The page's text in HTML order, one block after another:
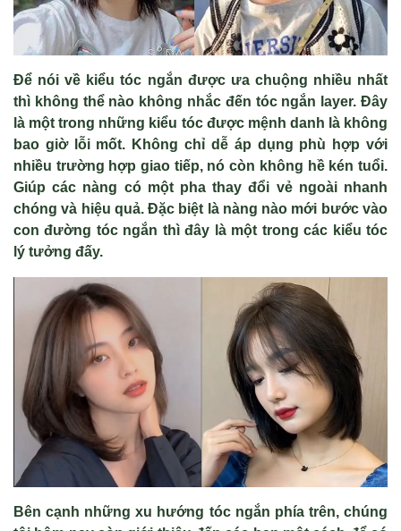
Để nói về kiểu tóc ngắn được ưa chuộng nhiều nhất
thì không thể nào không nhắc đến tóc ngắn layer. Đây
là một trong những kiểu tóc được mệnh danh là không
bao giờ lỗi mốt. Không chỉ dễ áp dụng phù hợp với
nhiều trường hợp giao tiếp, nó còn không hề kén tuổi.
Giúp các nàng có một pha thay đổi vẻ ngoài nhanh
chóng và hiệu quả. Đặc biệt là nàng nào mới bước vào
con đường tóc ngắn thì đây là một trong các kiểu tóc
lý tưởng đấy.
Bên cạnh nhữngxu hướng tóc ngắn phía trên, chúng